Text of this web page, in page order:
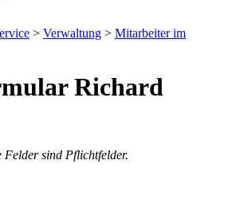
> Verwaltung > Mitarbeiter im
Richard
Felder sind Pflichtfelder.